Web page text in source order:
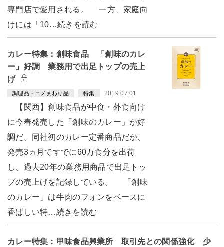
専門店で愛用される。 一方、家庭向
けには「10…続きを読む
カレー特集：創味食品 「創味のカレ
ー」好調 業務用で出足トップの売上
げ
調理品・コメまわり品 特集 2019.07.01
【関西】創味食品が中食・外食向け
に今春発売した「創味のカレー」が好
調だ。同社初のカレー定番商品だが、
発売3ヵ月ですでに60万食分を出荷
し、過去20年の業務用商品で出足トッ
プの売上げを記録している。 「創味
のカレー」は牛肉のフォンをベースに
香ばしい特…続きを読む
カレー特集：甲味食品興業所 取引先との関係強化 少